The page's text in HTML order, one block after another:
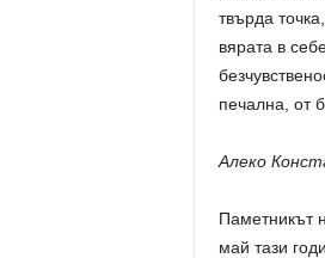
твърда
вярата в
печална, от
Алеко
Паметникът
май тази